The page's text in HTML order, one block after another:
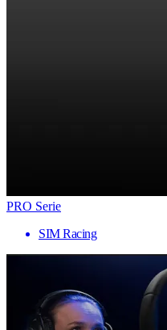
PRO Serie
SIM Racing